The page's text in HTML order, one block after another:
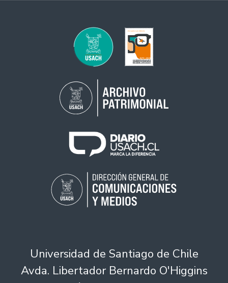
Universidad de Santiago de Chile
Avda. Libertador Bernardo O'Higgins